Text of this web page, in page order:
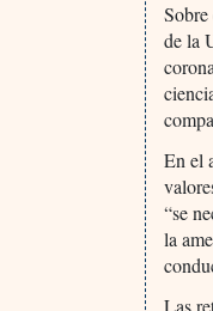
de la
En el
“se
la